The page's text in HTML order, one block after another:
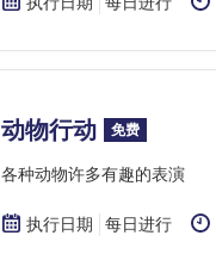
动物行动 免费
各种动物许多有趣的表演
执行日期 每日进行